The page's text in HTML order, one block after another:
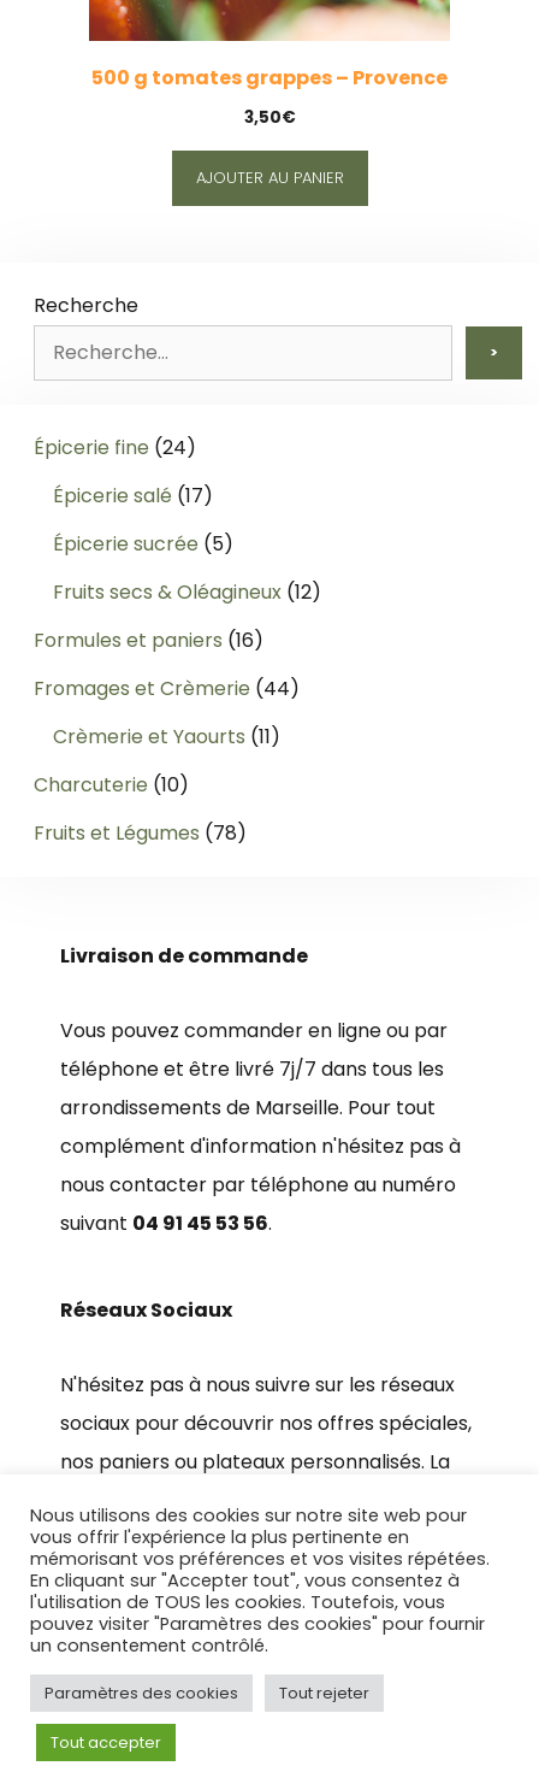
500 g tomates grappes – Provence
3,50€
AJOUTER AU PANIER
Recherche
>
Épicerie fine 2424
produits
Épicerie salé 1717
produits
Épicerie sucrée 55
produits
Fruits secs & Oléagineux 1212
Formules et paniers 1616
produits
Fromages et Crèmerie 4444
Crèmerie et Yaourts 1111
Charcuterie 1010
produits
Fruits et Légumes 7878
Livraison de commande
Vous pouvez commander en ligne ou par
téléphone et être livré 7j/7 dans tous les
arrondissements de Marseille. Pour tout
complément d'information n'hésitez pas à
nous contacter par téléphone au numéro
suivant 04 91 45 53 56.
Réseaux Sociaux
N'hésitez pas à nous suivre sur les réseaux
sociaux pour découvrir nos offres spéciales,
nos paniers ou plateaux personnalisés. La
disponible ici :Le Marché Epicurien
Mentions légales
© 2026 Le Marché Épicurien
Nous utilisons des cookies sur notre site web pour
vous offrir l'expérience la plus pertinente en
mémorisant vos préférences et vos visites répétées.
En cliquant sur "Accepter tout", vous consentez à
l'utilisation de TOUS les cookies. Toutefois, vous
pouvez visiter "Paramètres des cookies" pour fournir
un consentement contrôlé.
Paramètres des cookies Tout rejeter
Tout accepter